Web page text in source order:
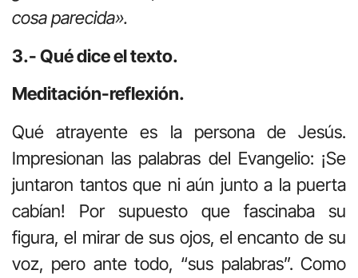
cosa parecida».
3.- Qué dice el texto.
Meditación-reflexión.
Qué atrayente es la persona de Jesús.
Impresionan las palabras del Evangelio: ¡Se
juntaron tantos que ni aún junto a la puerta
cabían! Por supuesto que fascinaba su
figura, el mirar de sus ojos, el encanto de su
voz, pero ante todo, “sus palabras”. Como